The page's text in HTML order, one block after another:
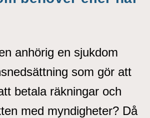
anhörig en sjukdom
som gör att
betala räkningar och
med myndigheter? Då